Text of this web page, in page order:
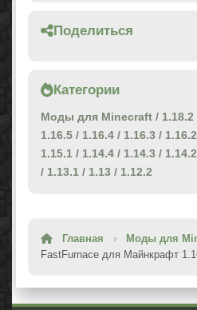
Поделиться
Категории
Моды для Minecraft / 1.18.2
1.16.5 / 1.16.4 / 1.16.3 / 1.16.2
1.15.1 / 1.14.4 / 1.14.3 / 1.14.2
/ 1.13.1 / 1.13 / 1.12.2
Главная › Моды для
FastFurnace для Майнкрафт